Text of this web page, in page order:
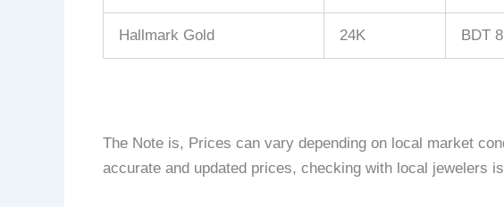
Hallmark Gold 24K BDT
The Note is, Prices can vary depending on local market
accurate and updated prices, checking with local jewelers